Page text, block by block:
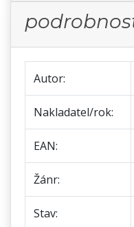
Autor:
Nakladatel/rok:
EAN:
Žánr:
Stav: